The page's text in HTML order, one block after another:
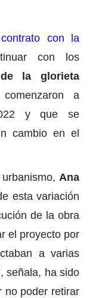
contrato con la
con los
de la glorieta
a
y que se
cambio en el
Ana
esta variación
de la obra
el proyecto por
a varias
señala, ha sido
no poder retirar